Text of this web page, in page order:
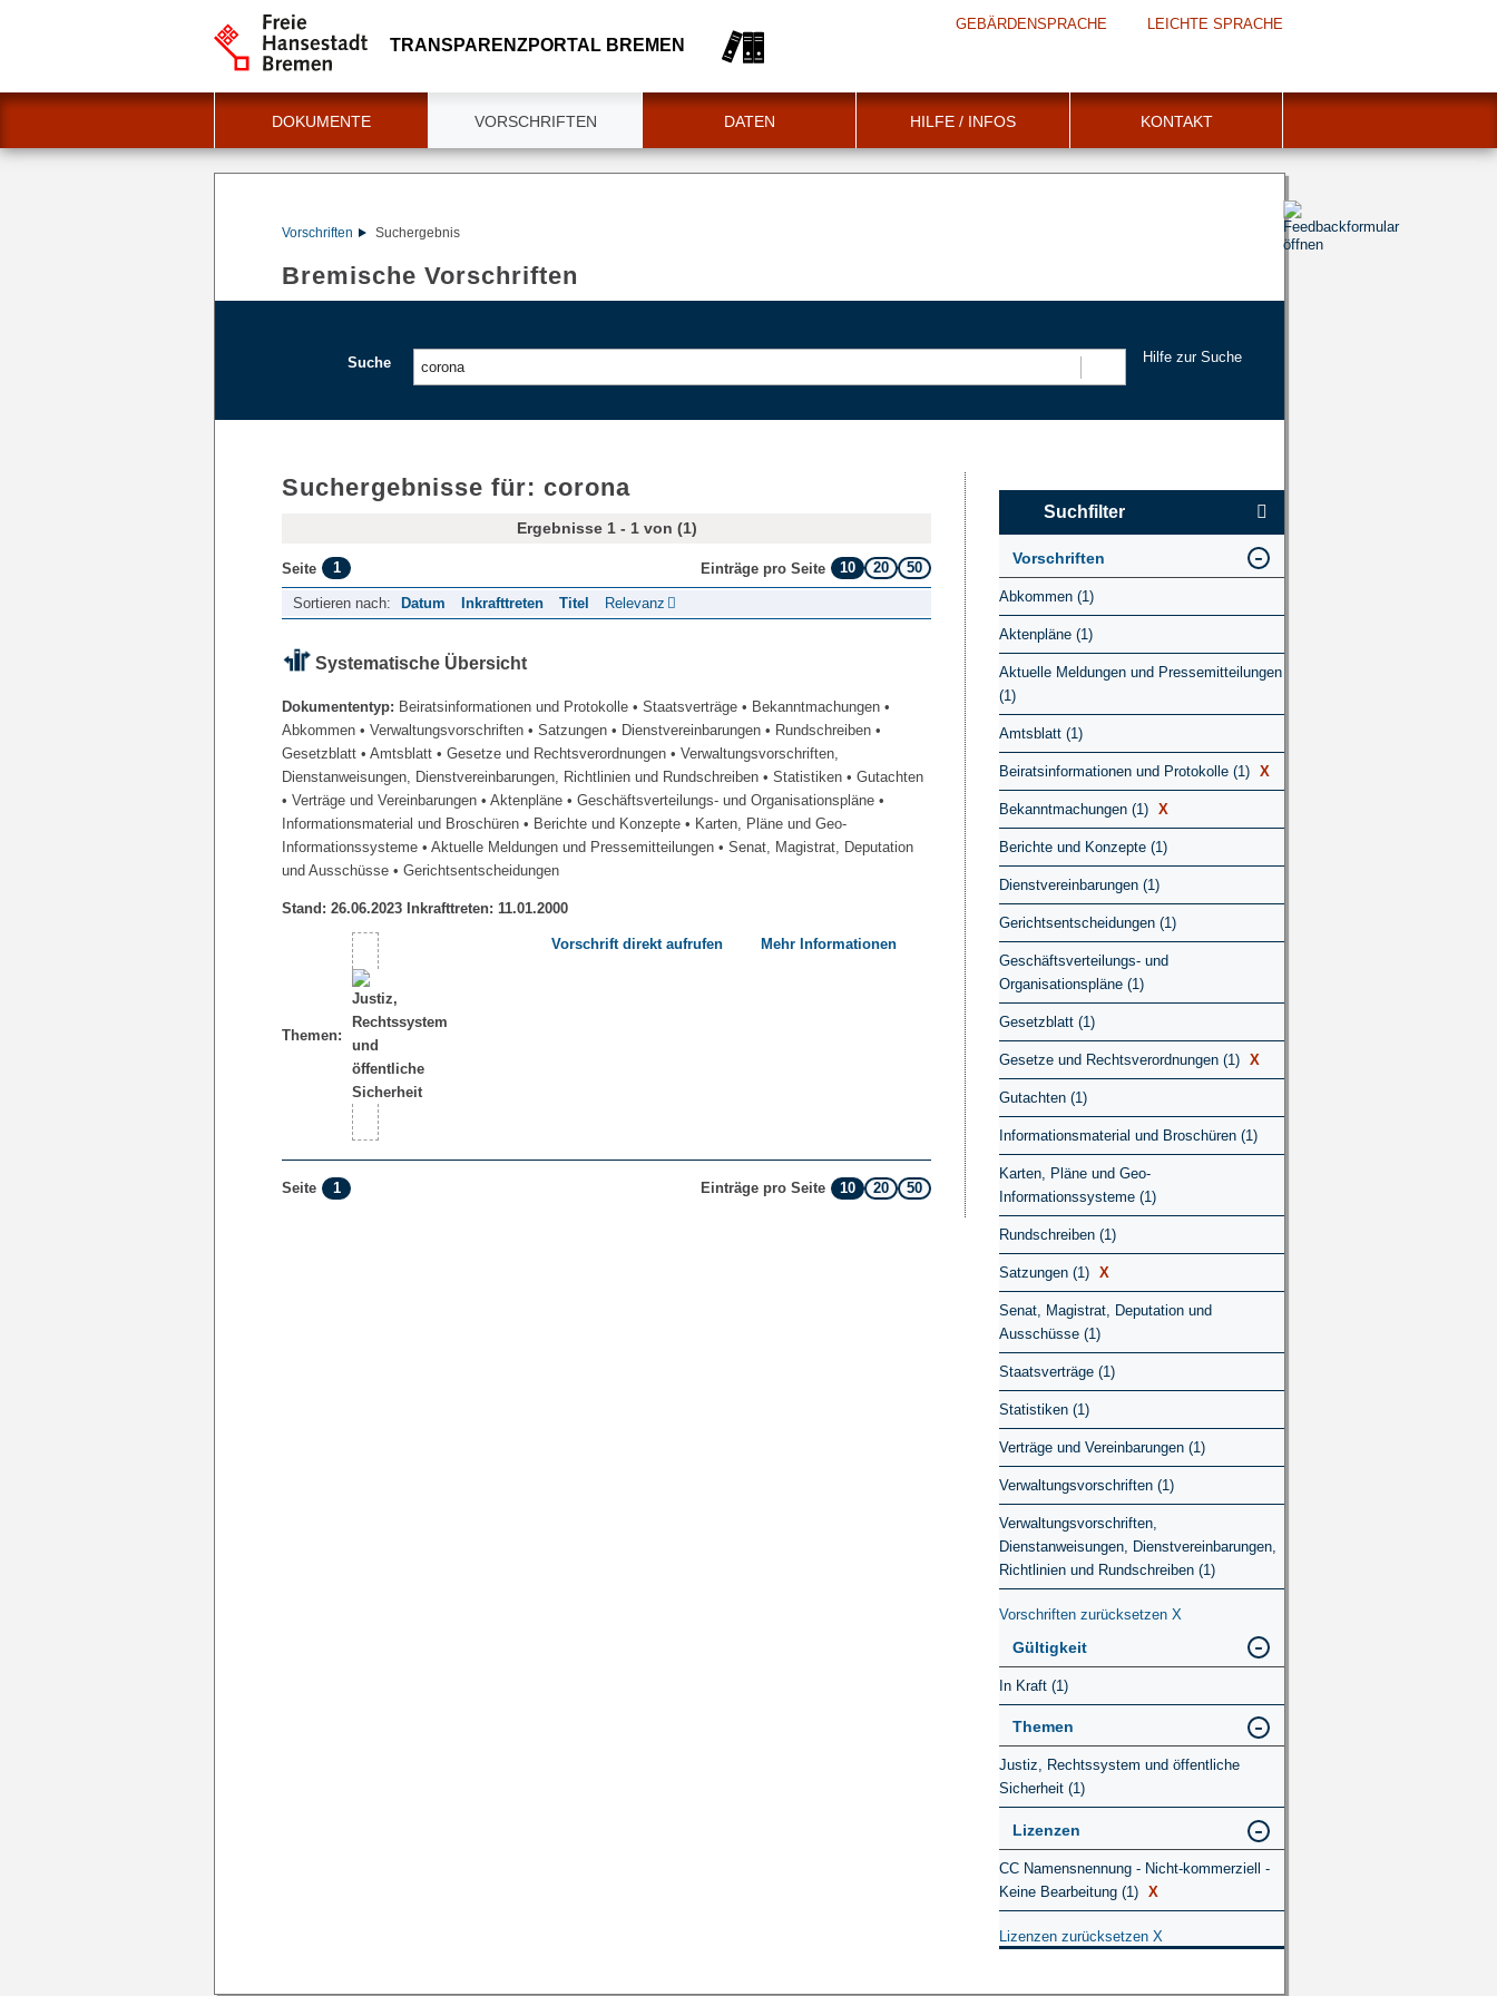
TRANSPARENZPORTAL BREMEN
GEBÄRDENSPRACHE LEICHTE SPRACHE
DOKUMENTE VORSCHRIFTEN DATEN HILFE / INFOS KONTAKT
Vorschriften Suchergebnis
Bremische Vorschriften
Suche
Hilfe zur Suche
Suchergebnisse für: corona
Ergebnisse 1 - 1 von (1)
Seite 1 Einträge pro Seite 10 20 50
Sortieren nach: Datum Inkrafttreten Titel Relevanz
Systematische Übersicht
Dokumententyp: Beiratsinformationen und Protokolle • Staatsverträge • Bekanntmachungen •
Abkommen • Verwaltungsvorschriften • Satzungen • Dienstvereinbarungen • Rundschreiben •
Gesetzblatt • Amtsblatt • Gesetze und Rechtsverordnungen • Verwaltungsvorschriften,
Dienstanweisungen, Dienstvereinbarungen, Richtlinien und Rundschreiben • Statistiken • Gutachten
• Verträge und Vereinbarungen • Aktenpläne • Geschäftsverteilungs- und Organisationspläne •
Informationsmaterial und Broschüren • Berichte und Konzepte • Karten, Pläne und Geo-
Informationssysteme • Aktuelle Meldungen und Pressemitteilungen • Senat, Magistrat, Deputation
und Ausschüsse • Gerichtsentscheidungen
Stand: 26.06.2023 Inkrafttreten: 11.01.2000
Themen:
Vorschrift direkt aufrufen Mehr Informationen
Seite 1 Einträge pro Seite 10 20 50
Suchfilter
Vorschriften
Abkommen (1)
Aktenpläne (1)
Aktuelle Meldungen und Pressemitteilungen
(1)
Amtsblatt (1)
Beiratsinformationen und Protokolle (1) X
Bekanntmachungen (1) X
Berichte und Konzepte (1)
Dienstvereinbarungen (1)
Gerichtsentscheidungen (1)
Geschäftsverteilungs- und
Organisationspläne (1)
Gesetzblatt (1)
Gesetze und Rechtsverordnungen (1) X
Gutachten (1)
Informationsmaterial und Broschüren (1)
Karten, Pläne und Geo-
Informationssysteme (1)
Rundschreiben (1)
Satzungen (1) X
Senat, Magistrat, Deputation und
Ausschüsse (1)
Staatsverträge (1)
Statistiken (1)
Verträge und Vereinbarungen (1)
Verwaltungsvorschriften (1)
Verwaltungsvorschriften,
Dienstanweisungen, Dienstvereinbarungen,
Richtlinien und Rundschreiben (1)
Vorschriften zurücksetzen X
Gültigkeit
In Kraft (1)
Themen
Justiz, Rechtssystem und öffentliche
Sicherheit (1)
Lizenzen
CC Namensnennung - Nicht-kommerziell -
Keine Bearbeitung (1) X
Lizenzen zurücksetzen X